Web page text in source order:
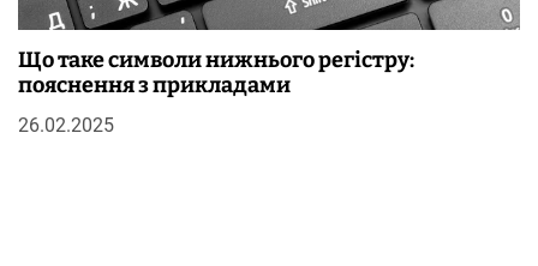
Що таке символи нижнього регістру:
пояснення з прикладами
26.02.2025